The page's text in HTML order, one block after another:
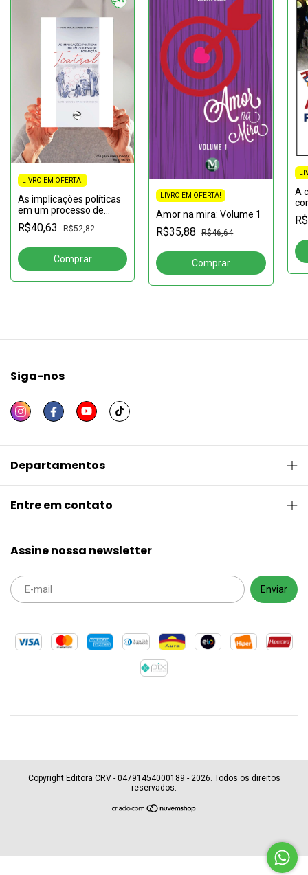
LIVRO EM OFERTA!
As implicações políticas
em um processo de
formação teatral:: teatro
de grupo e criação
R$40,63 R$52,82
LIVRO EM OFERTA!
Amor na mira: Volume 1
R$35,88 R$46,64
A
Siga-nos
Departamentos
Entre em contato
Assine nossa newsletter
Copyright Editora CRV - 04791454000189 - 2026. Todos os direitos
reservados.